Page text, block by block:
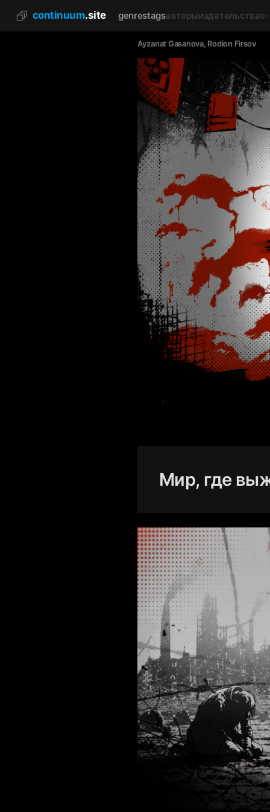
continuum.site genrestagsавторыиздательства
Ayzanat Gasanova, Rodion Firsov
Мир, где